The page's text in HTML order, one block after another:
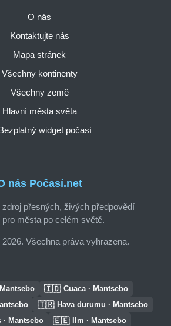
nás Počasí.net
přesných, živých předpovědí
pro města po celém světě.
Všechna práva vyhrazena.
O nás
Kontaktujte nás
Mapa stránek
Všechny kontinenty
Všechny země
Hlavní města světa
widget počasí
🇮🇩 Cuaca · Mantsebo
🇹🇷 Hava durumu · Mantsebo
· Mantsebo 🇪🇪 Ilm · Mantsebo